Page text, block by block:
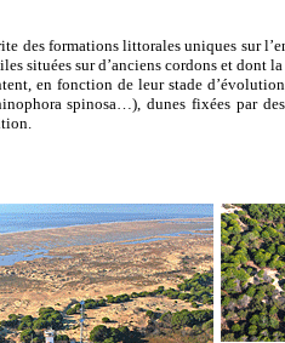
des formations littorales uniques sur
situées sur d’anciens cordons et dont
en fonction de leur stade
spinosa…), dunes fixées par